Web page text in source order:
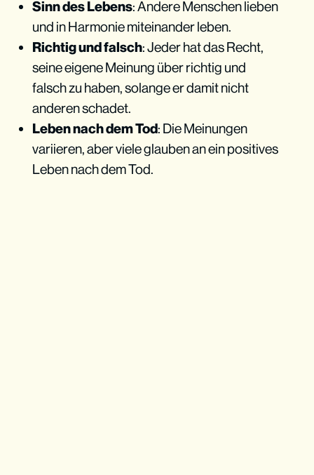
Sinn des Lebens: Andere Menschen lieben
und in Harmonie miteinander leben.
Richtig und falsch: Jeder hat das Recht,
seine eigene Meinung über richtig und
falsch zu haben, solange er damit nicht
anderen schadet.
Leben nach dem Tod: Die Meinungen
variieren, aber viele glauben an ein positives
Leben nach dem Tod.